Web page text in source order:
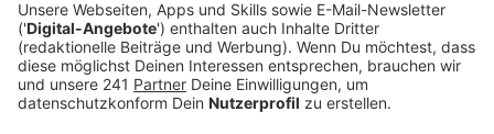
Veröffentlicht:Montag, 05.05.2025 14:56